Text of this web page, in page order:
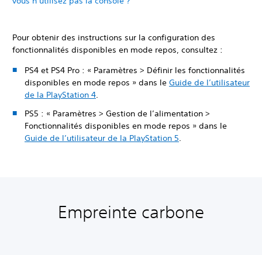
Pour obtenir des instructions sur la configuration des
fonctionnalités disponibles en mode repos, consultez :
PS4 et PS4 Pro : « Paramètres > Définir les fonctionnalités
disponibles en mode repos » dans le Guide de l’utilisateur
de la PlayStation 4.
PS5 : « Paramètres > Gestion de l’alimentation >
Fonctionnalités disponibles en mode repos » dans le
Guide de l’utilisateur de la PlayStation 5.
Empreinte carbone